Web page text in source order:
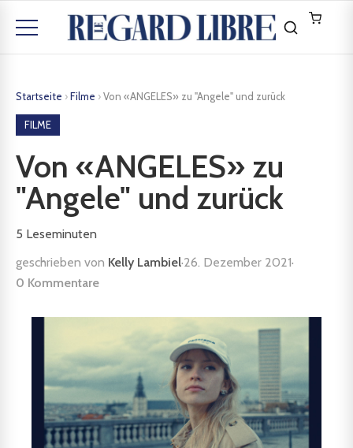
Startseite ›Filme ›Von «ANGELES» zu "Angele" und zurück
FILME
Von «ANGELES» zu
"Angele" und zurück
5 Leseminuten
geschrieben von Kelly Lambiel·26. Dezember 2021·
0 Kommentare